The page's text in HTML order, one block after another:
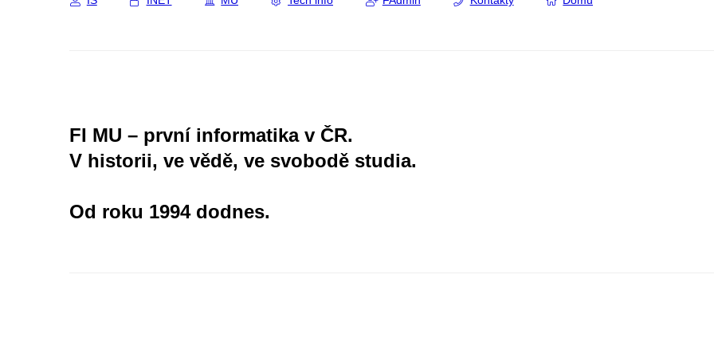
FI MU – první informatika v ČR.
V historii, ve vědě, ve svobodě studia.
Od roku 1994 dodnes.